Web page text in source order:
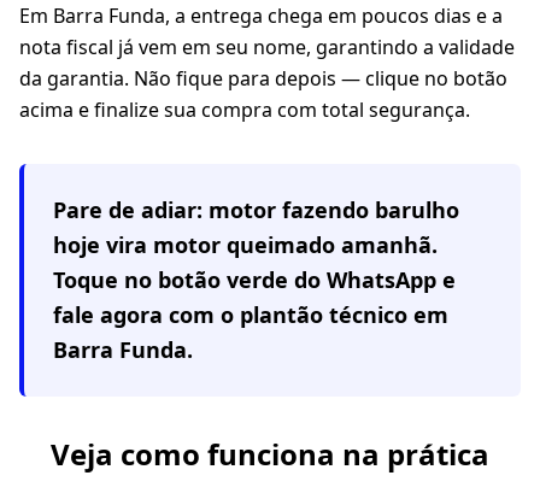
Em Barra Funda, a entrega chega em poucos dias e a
nota fiscal já vem em seu nome, garantindo a validade
da garantia. Não fique para depois — clique no botão
acima e finalize sua compra com total segurança.
Pare de adiar: motor fazendo barulho
hoje vira motor queimado amanhã.
Toque no botão verde do WhatsApp e
fale agora com o plantão técnico em
Barra Funda.
Veja como funciona na prática